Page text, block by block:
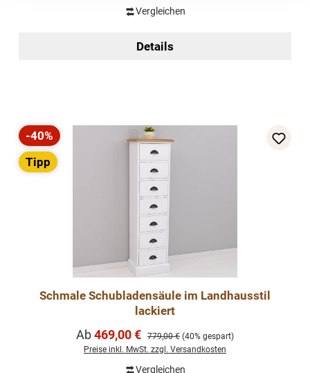
Vergleichen
Details
Rabatt
-40%
Tipp
Schmale Schubladensäule im Landhausstil
lackiert
Verkaufspreis:
Ab469,00 € Regulärer Preis:
779,00 € (40% gespart)
Preise inkl. MwSt. zzgl. Versandkosten
Vergleichen